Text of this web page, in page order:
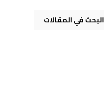
البحث في المقالات